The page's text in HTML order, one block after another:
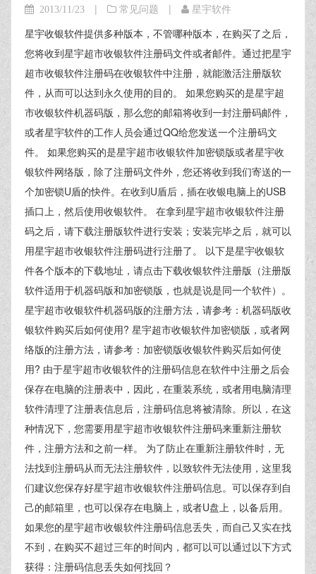
2013/11/23 | 常见问题 | 星宇软件
星宇收银软件提供多种版本，不管哪种版本，在购买了之后，
您将收到星宇超市收银软件注册码文件或者邮件。通过把星宇
超市收银软件注册码在收银软件中注册，就能激活注册版软
件，从而可以达到永久使用的目的。 如果您购买的是星宇超
市收银软件机器码版，那么您的邮箱将收到一封注册码邮件，
或者星宇软件的工作人员会通过QQ给您发送一个注册码文
件。 如果您购买的是星宇超市收银软件加密锁版或者星宇收
银软件网络版，除了注册码文件外，您还将收到我们寄送的一
个加密锁U盾的快件。在收到U盾后，插在收银电脑上的USB
插口上，然后使用收银软件。 在拿到星宇超市收银软件注册
码之后，请下载注册版软件进行安装；安装完毕之后，就可以
用星宇超市收银软件注册码进行注册了。 以下是星宇收银软
件各个版本的下载地址，请点击下载收银软件注册版（注册版
软件适用于机器码版和加密锁版，也就是说是同一个软件）。
星宇超市收银软件机器码版的注册方法，请参考：机器码版收
银软件购买后如何使用? 星宇超市收银软件加密锁版，或者网
络版的注册方法，请参考：加密锁版收银软件购买后如何使
用? 由于星宇超市收银软件的注册码信息在软件中注册之后会
保存在电脑的注册表中，因此，在重装系统，或者用电脑清理
软件清理了注册表信息后，注册码信息将被清除。所以，在这
种情况下，您需要用星宇超市收银软件注册码来重新注册软
件，注册方法和之前一样。 为了防止在重新注册软件时，无
法找到注册码从而无法注册软件，以致软件无法使用，这里我
们建议您保存好星宇超市收银软件注册码信息。可以保存到自
己的邮箱里，也可以保存在电脑上，或者U盘上，以备后用。
如果您的星宇超市收银软件注册码信息丢失，而自己又实在找
不到，在购买不超过三年的时间内，都可以可以通过以下方式
获得：注册码信息丢失如何找回？